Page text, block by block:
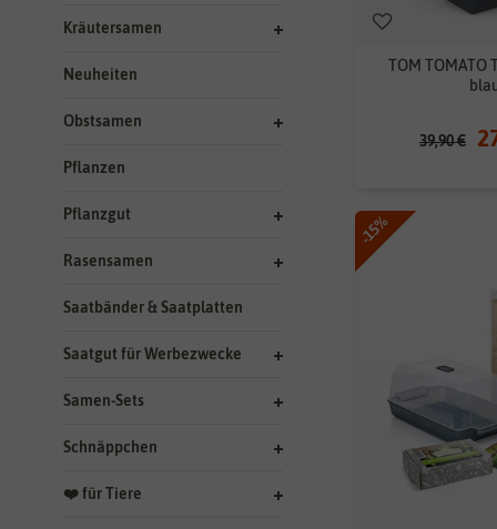
Kräutersamen
Neuheiten
Obstsamen
Pflanzen
Pflanzgut
Rasensamen
Saatbänder & Saatplatten
Saatgut für Werbezwecke
Samen-Sets
Schnäppchen
❤️ für Tiere
TOM TOMATO
39,90 €
-15%